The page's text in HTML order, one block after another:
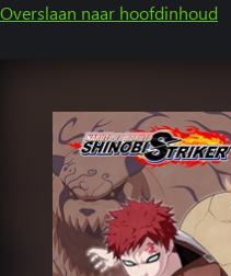
Overslaan naar hoofdinhoud